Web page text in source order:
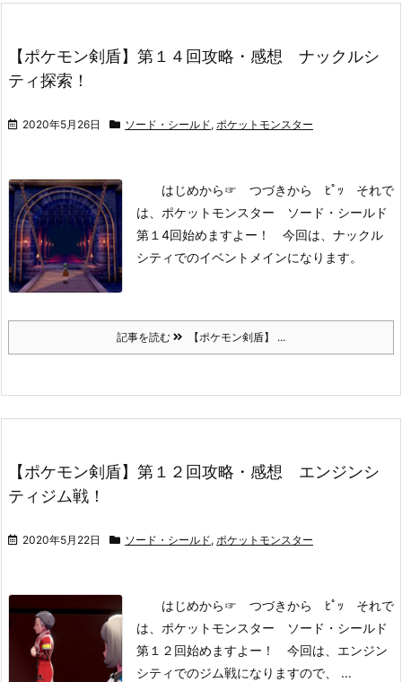
【ポケモン剣盾】第１４回攻略・感想 ナックルシ
ティ探索！
2020年5月26日 ソード・シールド, ポケットモンスター
はじめから☞ つづきから ﾋﾟｯ
それで
は、ポケットモンスター ソード・シールド
第１4回始めますよー！
今回は、ナックル
シティでのイベントメインになります。
記事を読む 【ポケモン剣盾】 ...
【ポケモン剣盾】第１２回攻略・感想 エンジンシ
ティジム戦！
2020年5月22日 ソード・シールド, ポケットモンスター
はじめから☞ つづきから ﾋﾟｯ
それで
は、ポケットモンスター ソード・シールド
第１２回始めますよー！
今回は、エンジン
シティでのジム戦になりますので、 ...